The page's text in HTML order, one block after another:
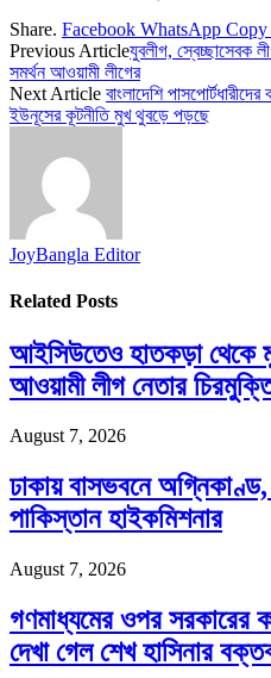
Share. Facebook WhatsApp
Previous Articleযুবলীগ, স্বেচ্ছাসেবক
সমর্থন আওয়ামী লীগের
Next Article বাংলাদেশি
ইউনূসের কূটনীতি মুখ থুবড়ে পড়ছে
JoyBangla Editor
Related Posts
আইসিউতেও হাতকড়া থেকে
আওয়ামী লীগ নেতার
August 7, 2026
ঢাকায় বাসভবনে অগ্নিকাণ্ড,
পাকিস্তান হাইকমিশনার
August 7, 2026
গণমাধ্যমের ওপর সরকারের
দেখা গেল শেখ হাসিনার